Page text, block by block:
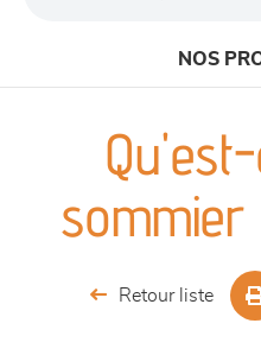
NOS
canapés et fauteuils
séjours
meubles de complément
sommier
Retour liste